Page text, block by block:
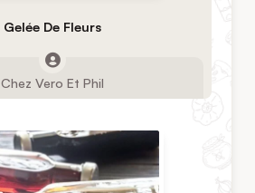
Gelée De Fleurs
Chez Vero Et Phil